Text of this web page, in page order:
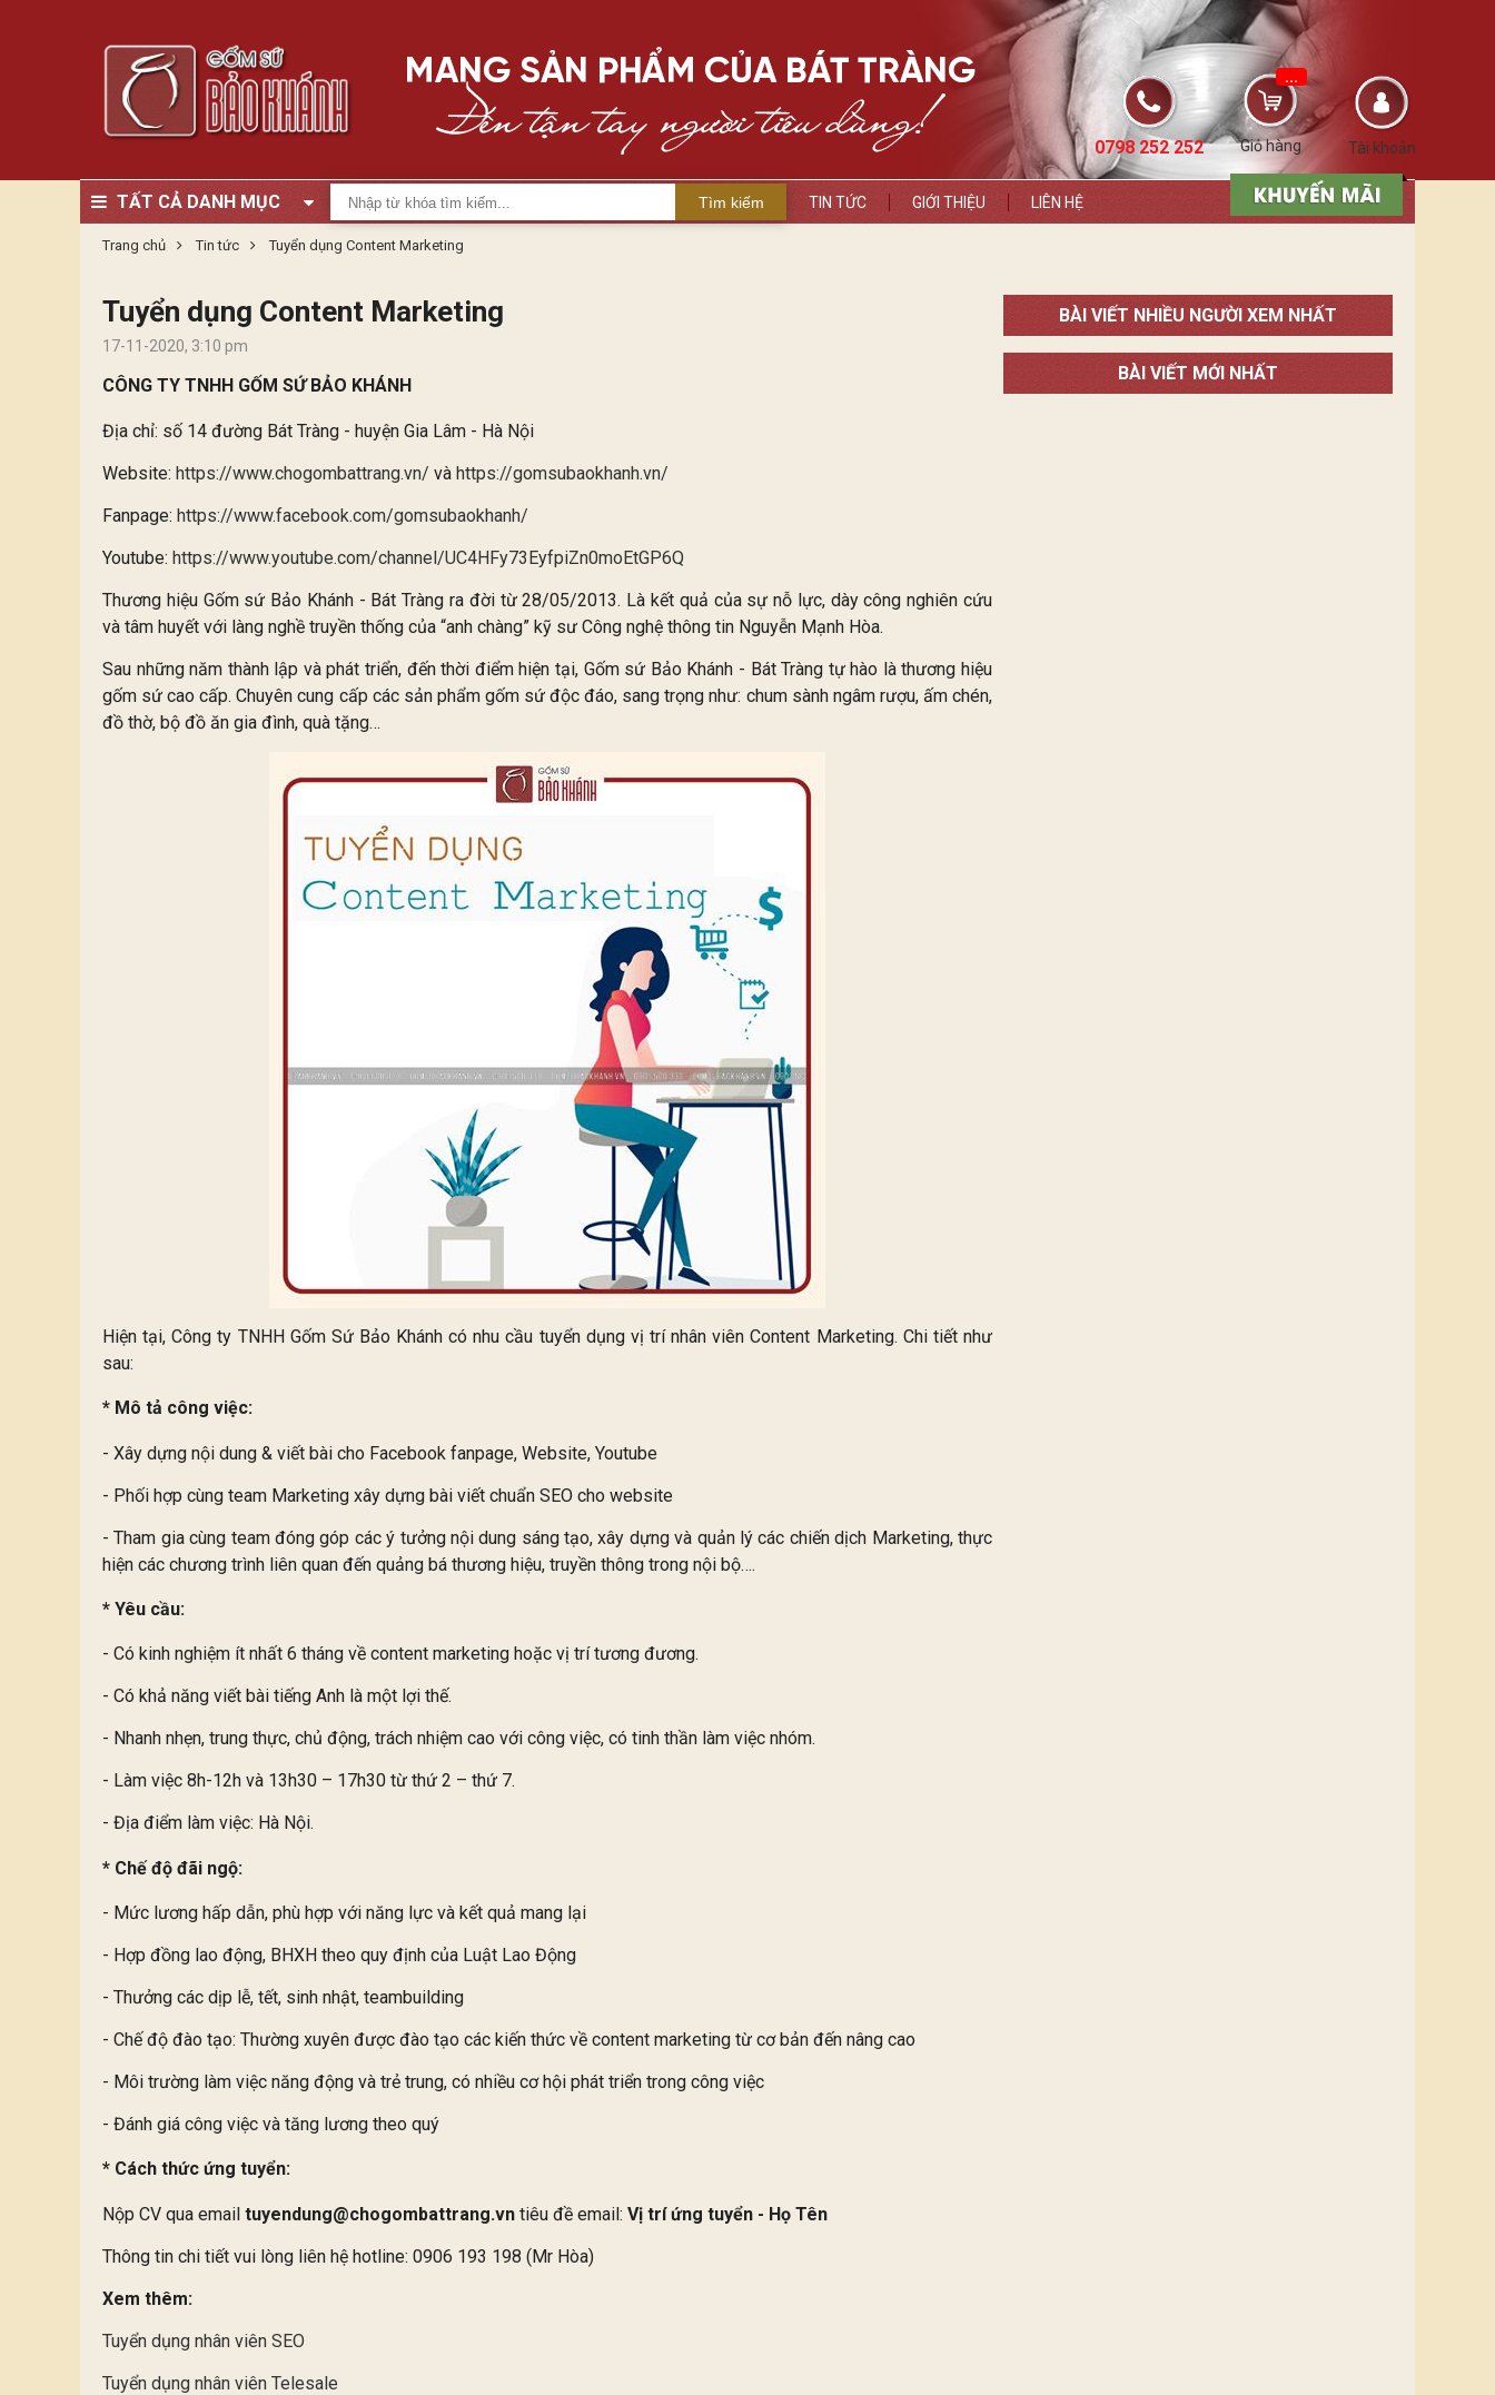
Tài khoản
Giỏ hàng
...
0798 252 252
TẤT CẢ DANH MỤC Tìm kiếm TIN TỨC GIỚI THIỆU LIÊN HỆ
Trang chủ Tin tức Tuyển dụng Content Marketing
Tuyển dụng Content Marketing
17-11-2020, 3:10 pm
CÔNG TY TNHH GỐM SỨ BẢO KHÁNH
Địa chỉ: số 14 đường Bát Tràng - huyện Gia Lâm - Hà Nội
Website: https://www.chogombattrang.vn/ và https://gomsubaokhanh.vn/
Fanpage: https://www.facebook.com/gomsubaokhanh/
Youtube: https://www.youtube.com/channel/UC4HFy73EyfpiZn0moEtGP6Q
Thương hiệu Gốm sứ Bảo Khánh - Bát Tràng ra đời từ 28/05/2013. Là kết quả của sự nỗ lực, dày công nghiên cứu
và tâm huyết với làng nghề truyền thống của “anh chàng” kỹ sư Công nghệ thông tin Nguyễn Mạnh Hòa.
Sau những năm thành lập và phát triển, đến thời điểm hiện tại, Gốm sứ Bảo Khánh - Bát Tràng tự hào là thương hiệu
gốm sứ cao cấp. Chuyên cung cấp các sản phẩm gốm sứ độc đáo, sang trọng như: chum sành ngâm rượu, ấm chén,
đồ thờ, bộ đồ ăn gia đình, quà tặng…
Hiện tại, Công ty TNHH Gốm Sứ Bảo Khánh có nhu cầu tuyển dụng vị trí nhân viên Content Marketing. Chi tiết như
sau:
* Mô tả công việc:
- Xây dựng nội dung & viết bài cho Facebook fanpage, Website, Youtube
- Phối hợp cùng team Marketing xây dựng bài viết chuẩn SEO cho website
- Tham gia cùng team đóng góp các ý tưởng nội dung sáng tạo, xây dựng và quản lý các chiến dịch Marketing, thực
hiện các chương trình liên quan đến quảng bá thương hiệu, truyền thông trong nội bộ….
* Yêu cầu:
- Có kinh nghiệm ít nhất 6 tháng về content marketing hoặc vị trí tương đương.
- Có khả năng viết bài tiếng Anh là một lợi thế.
- Nhanh nhẹn, trung thực, chủ động, trách nhiệm cao với công việc, có tinh thần làm việc nhóm.
- Làm việc 8h-12h và 13h30 – 17h30 từ thứ 2 – thứ 7.
- Địa điểm làm việc: Hà Nội.
* Chế độ đãi ngộ:
- Mức lương hấp dẫn, phù hợp với năng lực và kết quả mang lại
- Hợp đồng lao động, BHXH theo quy định của Luật Lao Động
- Thưởng các dịp lễ, tết, sinh nhật, teambuilding
- Chế độ đào tạo: Thường xuyên được đào tạo các kiến thức về content marketing từ cơ bản đến nâng cao
- Môi trường làm việc năng động và trẻ trung, có nhiều cơ hội phát triển trong công việc
- Đánh giá công việc và tăng lương theo quý
* Cách thức ứng tuyển:
Nộp CV qua email tuyendung@chogombattrang.vn tiêu đề email: Vị trí ứng tuyển - Họ Tên
Thông tin chi tiết vui lòng liên hệ hotline: 0906 193 198 (Mr Hòa)
Xem thêm:
Tuyển dụng nhân viên SEO
Tuyển dụng nhân viên Telesale
BÀI VIẾT NHIỀU NGƯỜI XEM NHẤT
BÀI VIẾT MỚI NHẤT